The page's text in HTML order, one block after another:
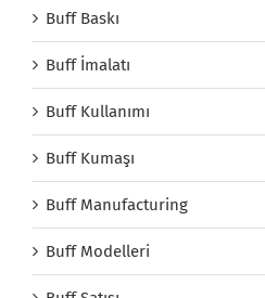
Buff Baskı
Buff İmalatı
Buff Kullanımı
Buff Kumaşı
Buff Manufacturing
Buff Modelleri